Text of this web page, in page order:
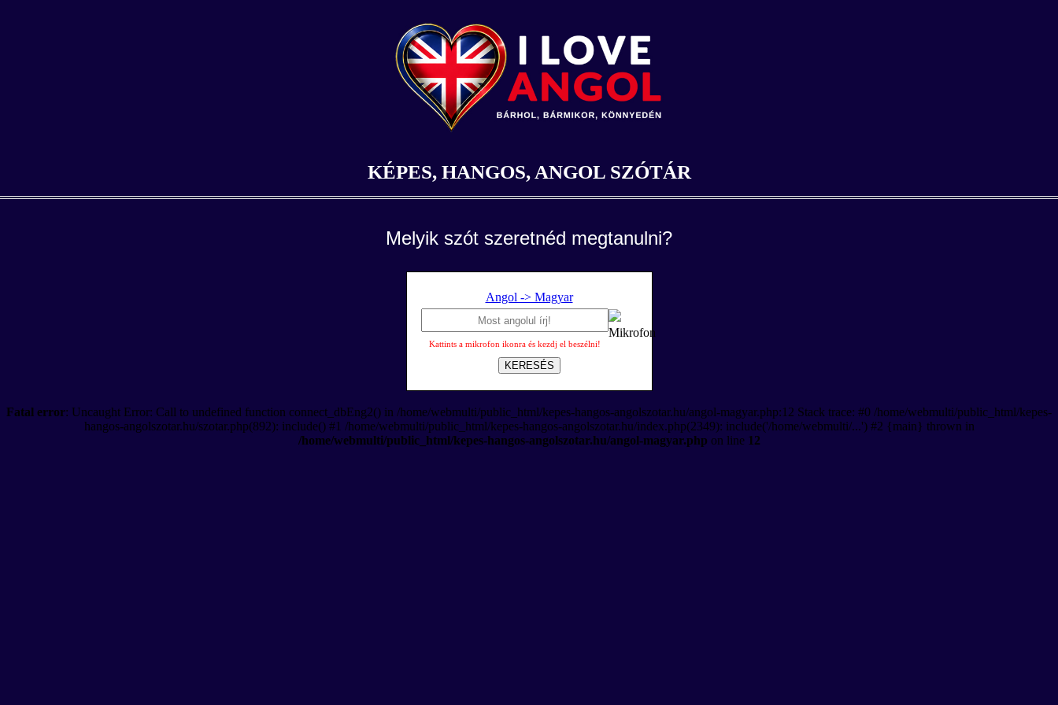
KÉPES, HANGOS, ANGOL SZÓTÁR
Melyik szót szeretnéd megtanulni?
Angol -> Magyar
Kattints a mikrofon ikonra és kezdj el beszélni!
KERESÉS
Fatal error: Uncaught Error: Call to undefined function connect_dbEng2() in /home/webmulti/public_html/kepes-hangos-angolszotar.hu/angol-magyar.php:12 Stack trace: #0 /home/webmulti/public_html/kepes-
hangos-angolszotar.hu/szotar.php(892): include() #1 /home/webmulti/public_html/kepes-hangos-angolszotar.hu/index.php(2349): include('/home/webmulti/...') #2 {main} thrown in
/home/webmulti/public_html/kepes-hangos-angolszotar.hu/angol-magyar.php on line 12